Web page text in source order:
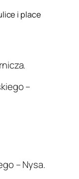
i place
–
– Nysa.